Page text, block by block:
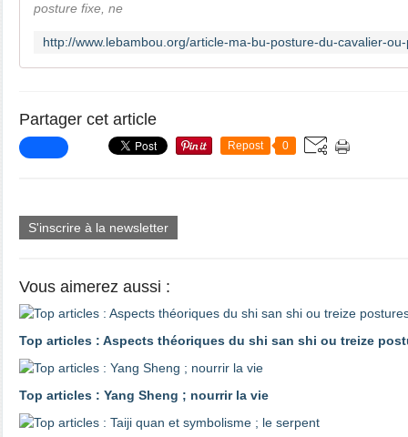
posture fixe, ne
Partager cet article
Repost 0
S'inscrire à la newsletter
Vous aimerez aussi :
Top articles : Aspects théoriques du shi san shi ou treize
Top articles : Yang Sheng ; nourrir la vie